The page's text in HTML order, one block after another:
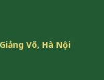
Võ, Hà Nội